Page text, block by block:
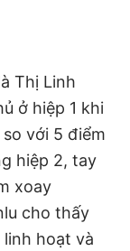
cáo
Thị Linh
ở hiệp 1 khi
với 5 điểm
hiệp 2, tay
xoay
cho thấy
hoạt và